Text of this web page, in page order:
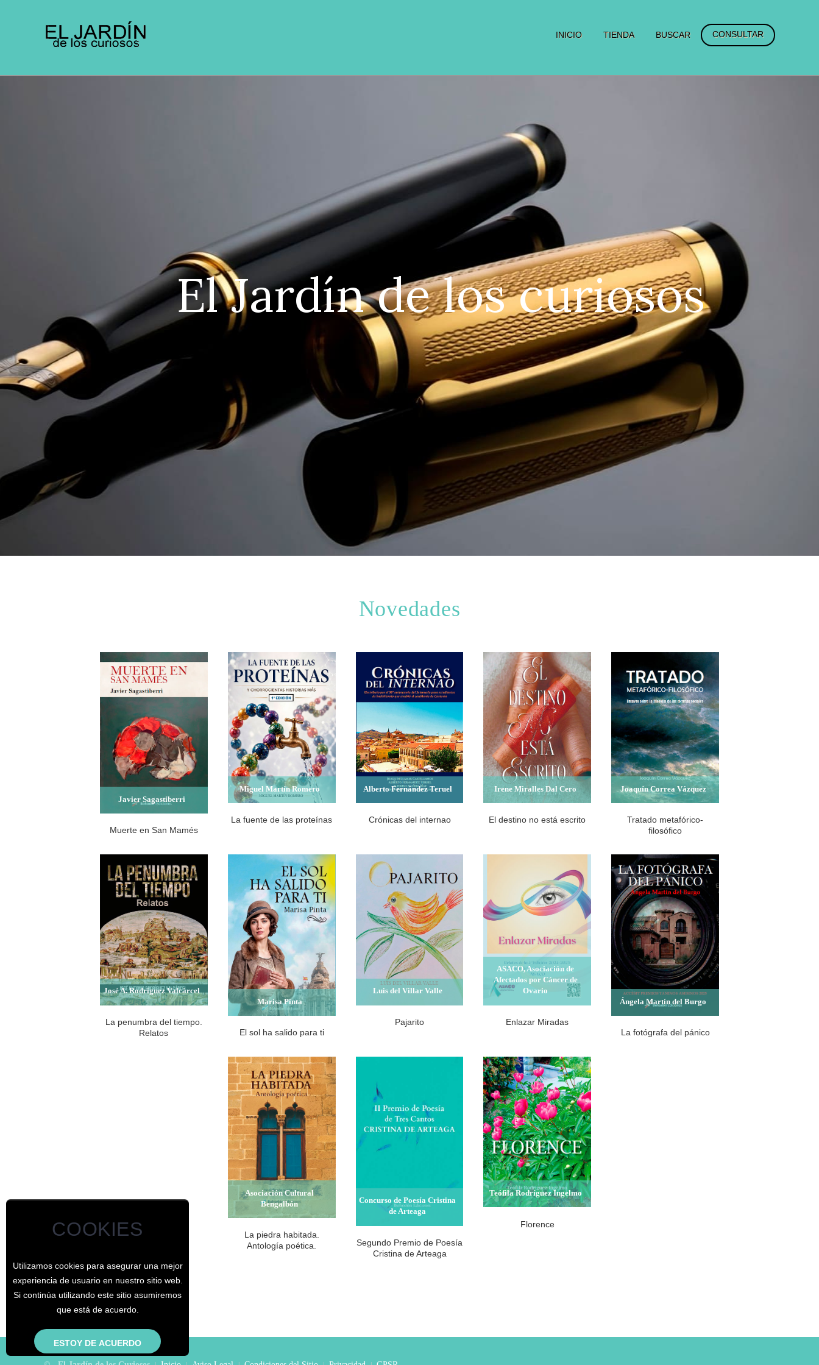
COOKIES
Utilizamos cookies para asegurar una mejor
experiencia de usuario en nuestro sitio web.
Si continúa utilizando este sitio asumiremos
que está de acuerdo.
INICIO TIENDA BUSCAR CONSULTAR
El Jardín de los curiosos
Novedades
Javier Sagastiberri
Muerte en San Mamés
Miguel Martín Romero
La fuente de las proteínas
Alberto Fernández Teruel
Crónicas del internao
Irene Miralles Dal Cero
El destino no está escrito
Joaquín Correa Vázquez
Tratado metafórico-
filosófico
José A. Rodríguez Valcárcel
La penumbra del tiempo.
Relatos
Marisa Pinta
El sol ha salido para ti
Luis del Villar Valle
Pajarito
ASACO, Asociación de
Afectados por Cáncer de
Ovario
Enlazar Miradas
Ángela Martín del Burgo
La fotógrafa del pánico
Asociación Cultural
Bengalbón
La piedra habitada.
Antología poética.
Concurso de Poesía Cristina
de Arteaga
Segundo Premio de Poesía
Cristina de Arteaga
Teófila Rodríguez Ingelmo
Florence